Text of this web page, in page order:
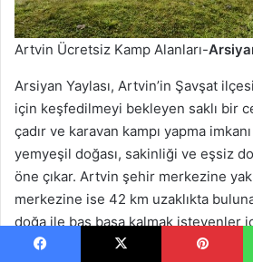
Artvin Ücretsiz Kamp Alanları-
Arsiyan Yaylası, Artvin’in Şavşat
için keşfedilmeyi bekleyen saklı bir
çadır ve karavan kampı yapma
yemyeşil doğası, sakinliği ve eşsiz
öne çıkar. Artvin şehir merkezine
merkezine ise 42 km uzaklıkta
doğa ile baş başa kalmak isteyenler
kaçış noktasıdır.